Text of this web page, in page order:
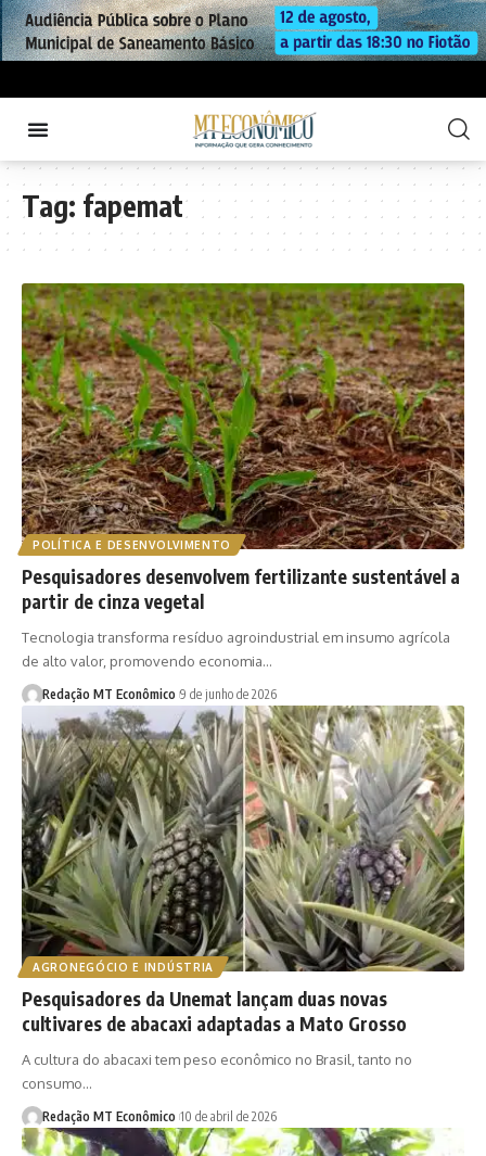
Tag: fapemat
POLÍTICA E DESENVOLVIMENTO
Pesquisadores desenvolvem fertilizante sustentável a
partir de cinza vegetal
Tecnologia transforma resíduo agroindustrial em insumo agrícola
de alto valor, promovendo economia…
Redação MT Econômico 9 de junho de 2026
AGRONEGÓCIO E INDÚSTRIA
Pesquisadores da Unemat lançam duas novas
cultivares de abacaxi adaptadas a Mato Grosso
A cultura do abacaxi tem peso econômico no Brasil, tanto no
consumo…
Redação MT Econômico 10 de abril de 2026